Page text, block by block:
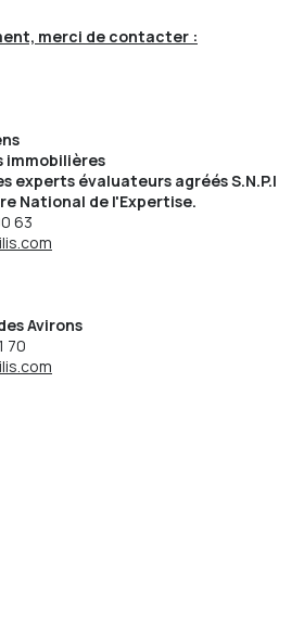
merci de contacter :
immobilières
experts évaluateurs agréés S.N.P.I
National de l'Expertise.
63
Avirons
70